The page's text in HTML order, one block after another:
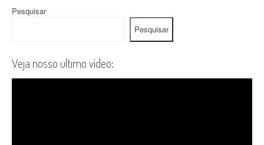
Pesquisar
Pesquisar
Veja nosso ultimo vídeo: